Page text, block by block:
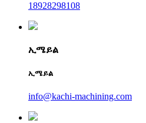
18928298108
ኢሜይል
ኢሜይል
info@kachi-machining.com